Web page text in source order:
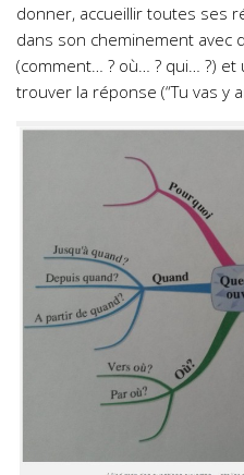
donner, accueillir toutes ses
dans son cheminement avec
(comment… ? où… ? qui… ?) et
trouver la réponse (“Tu vas y